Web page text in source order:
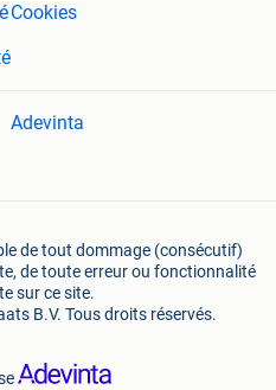
Cookies
Adevinta
de tout dommage (consécutif)
de toute erreur ou fonctionnalité
sur ce site.
B.V. Tous droits réservés.